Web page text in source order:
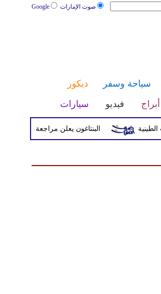
صوت الإمارات Google
سياحة وسفر
ديكور
أبراج فيديو سيارات
البنتاغون يعلن مراجعة التواجد